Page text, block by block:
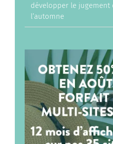
développer le jugement
l’automne